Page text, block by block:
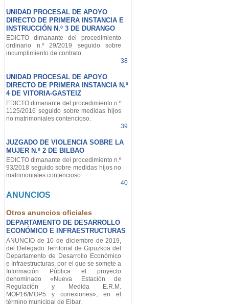
UNIDAD PROCESAL DE APOYO
DIRECTO DE PRIMERA INSTANCIA E
INSTRUCCIÓN N.º 3 DE DURANGO
EDICTO dimanante del procedimiento
ordinario n.º 29/2019 seguido sobre
incumplimiento de contrato.
38
UNIDAD PROCESAL DE APOYO
DIRECTO DE PRIMERA INSTANCIA N.º
4 DE VITORIA-GASTEIZ
EDICTO dimanante del procedimiento n.º
1125/2016 seguido sobre medidas hijos
no matrimoniales contencioso.
39
JUZGADO DE VIOLENCIA SOBRE LA
MUJER N.º 2 DE BILBAO
EDICTO dimanante del procedimiento n.º
93/2018 seguido sobre medidas hijos no
matrimoniales contencioso.
40
ANUNCIOS
Otros anuncios oficiales
DEPARTAMENTO DE DESARROLLO
ECONÓMICO E INFRAESTRUCTURAS
ANUNCIO de 10 de diciembre de 2019,
del Delegado Territorial de Gipuzkoa del
Departamento de Desarrollo Económico
e Infraestructuras, por el que se somete a
Información Pública el proyecto
denominado «Nueva Estación de
Regulación y Medida E.R.M.
MOP16/MOP5 y conexiones», en el
término municipal de Eibar.